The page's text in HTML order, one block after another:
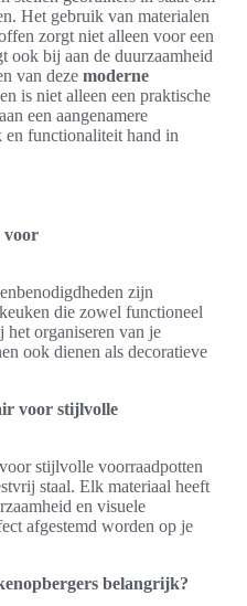
Het gebruik van materialen
zorgt niet alleen voor een
ook bij aan de duurzaamheid
van deze moderne
is niet alleen een praktische
een aangenamere
functionaliteit hand in
voor
zijn
die zowel functioneel
het organiseren van je
ook dienen als decoratieve
voor stijlvolle
stijlvolle voorraadpotten
staal. Elk materiaal heeft
en visuele
afgestemd worden op je
belangrijk?